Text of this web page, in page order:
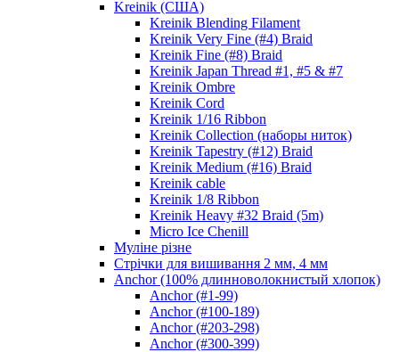
Kreinik (США)
Kreinik Blending Filament
Kreinik Very Fine (#4) Braid
Kreinik Fine (#8) Braid
Kreinik Japan Thread #1, #5 & #7
Kreinik Ombre
Kreinik Cord
Kreinik 1/16 Ribbon
Kreinik Collection (наборы ниток)
Kreinik Tapestry (#12) Braid
Kreinik Medium (#16) Braid
Kreinik cable
Kreinik 1/8 Ribbon
Kreinik Heavy #32 Braid (5m)
Micro Ice Chenill
Муліне різне
Стрічки для вишивання 2 мм, 4 мм
Anchor (100% длинноволокнистый хлопок)
Anchor (#1-99)
Anchor (#100-189)
Anchor (#203-298)
Anchor (#300-399)